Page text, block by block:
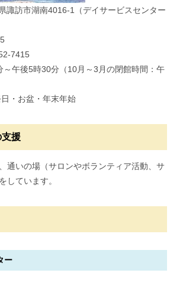
諏訪市湖南4016-1（デイサービスセンター
7415
～午後5時30分（10月～3月の閉館時間：午
・お盆・年末年始
援
通いの場（サロンやボランティア活動、サ
しています。
ー